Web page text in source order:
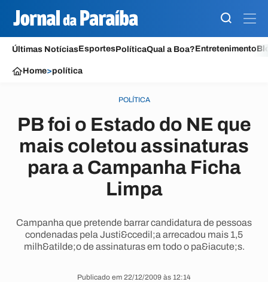
Últimas NotíciasEsportesPolíticaQual a Boa?Entretenimento
Home>política
POLÍTICA
PB foi o Estado do NE que
mais coletou assinaturas
para a Campanha Ficha
Limpa
Campanha que pretende barrar candidatura de pessoas
condenadas pela Justi&ccedil;a arrecadou mais 1,5
milh&atilde;o de assinaturas em todo o pa&iacute;s.
Publicado em 22/12/2009 às 12:14